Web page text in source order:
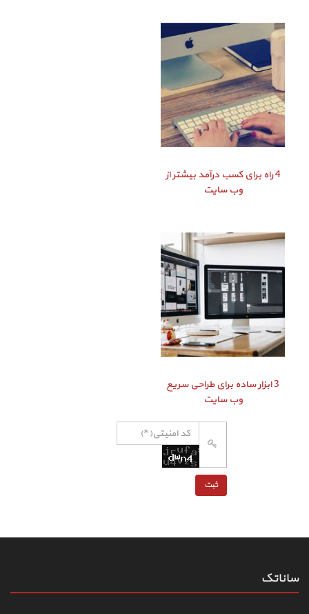
4 راه برای کسب درآمد بیشتر از
وب سایت
3 ابزار ساده برای طراحی سریع
وب سایت
ساناتک